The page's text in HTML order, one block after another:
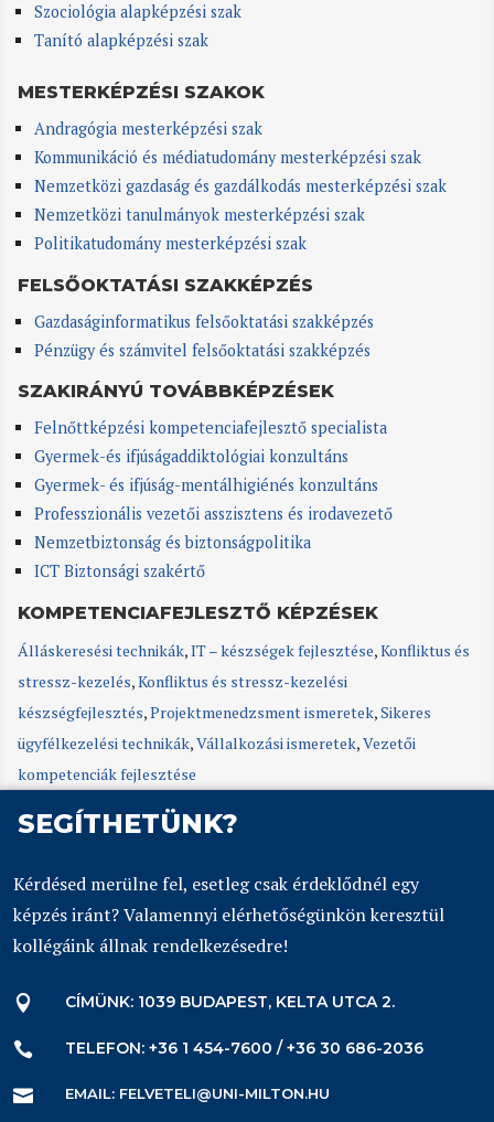
Szociológia alapképzési szak
Tanító alapképzési szak
MESTERKÉPZÉSI SZAKOK
Andragógia mesterképzési szak
Kommunikáció és médiatudomány mesterképzési szak
Nemzetközi gazdaság és gazdálkodás mesterképzési szak
Nemzetközi tanulmányok mesterképzési szak
Politikatudomány mesterképzési szak
FELSŐOKTATÁSI SZAKKÉPZÉS
Gazdaságinformatikus felsőoktatási szakképzés
Pénzügy és számvitel felsőoktatási szakképzés
SZAKIRÁNYÚ TOVÁBBKÉPZÉSEK
Felnőttképzési kompetenciafejlesztő specialista
Gyermek-és ifjúságaddiktológiai konzultáns
Gyermek- és ifjúság-mentálhigiénés konzultáns
Professzionális vezetői asszisztens és irodavezető
Nemzetbiztonság és biztonságpolitika
ICT Biztonsági szakértő
KOMPETENCIAFEJLESZTŐ KÉPZÉSEK
Álláskeresési technikák,IT – készségek fejlesztése,Konfliktus és
stressz-kezelés,Konfliktus és stressz-kezelési
készségfejlesztés,Projektmenedzsment ismeretek,Sikeres
ügyfélkezelési technikák,Vállalkozási ismeretek,Vezetői
kompetenciák fejlesztése
SEGÍTHETÜNK?
Kérdésed merülne fel, esetleg csak érdeklődnél egy
képzés iránt? Valamennyi elérhetőségünkön keresztül
kollégáink állnak rendelkezésedre!
 CÍMÜNK: 1039 BUDAPEST, KELTA UTCA 2.
 TELEFON: +36 1 454-7600 / +36 30 686-2036
 EMAIL: FELVETELI@UNI-MILTON.HU